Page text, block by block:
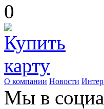
0
О компании Новости
Мы в